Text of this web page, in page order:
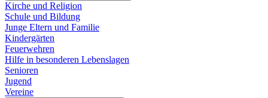
Kirche und Religion
Schule und Bildung
Junge Eltern und Familie
Kindergärten
Feuerwehren
Hilfe in besonderen Lebenslagen
Senioren
Jugend
Vereine